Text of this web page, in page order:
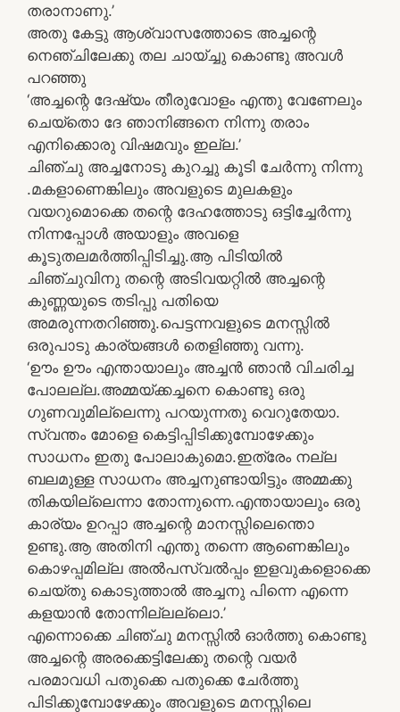
തരാനാണു.’
അതു കേട്ടു ആശ്വാസത്തോടെ അച്ചന്റെ
നെഞ്ചിലേക്കു തല ചായ്ച്ചു കൊണ്ടു അവള്‍
പറഞ്ഞു
‘അച്ചന്റെ ദേഷ്യം തീരുവോളം എന്തു വേണേലും
ചെയ്‌തൊ ദേ ഞാനിങ്ങനെ നിന്നു തരാം
എനിക്കൊരു വിഷമവും ഇല്ല.’
ചിഞ്ചു അച്ചനോടു കുറച്ചു കൂടി ചേര്‍ന്നു നിന്നു
.മകളാണെങ്കിലും അവളുടെ മുലകളും
വയറുമൊക്കെ തന്റെ ദേഹത്തോടു ഒട്ടിച്ചേര്‍ന്നു
നിന്നപ്പോള്‍ അയാളും അവളെ
കൂടുതലമര്‍ത്തിപ്പിടിച്ചു.ആ പിടിയില്‍
ചിഞ്ചുവിനു തന്റെ അടിവയറ്റില്‍ അച്ചന്റെ
കുണ്ണയുടെ തടിപ്പു പതിയെ
അമരുന്നതറിഞ്ഞു.പെട്ടന്നവളുടെ മനസ്സില്‍
ഒരുപാടു കാര്യങ്ങള്‍ തെളിഞ്ഞു വന്നു.
‘ഊം ഊം എന്തായാലും അച്ചന്‍ ഞാന്‍ വിചരിച്ച
പോലല്ല.അമ്മയ്ക്കച്ചനെ കൊണ്ടു ഒരു
ഗുണവുമില്ലെന്നു പറയുന്നതു വെറുതേയാ.
സ്വന്തം മോളെ കെട്ടിപ്പിടിക്കുമ്പോഴേക്കും
സാധനം ഇതു പോലാകുമൊ.ഇത്രേം നല്ല
ബലമുള്ള സാധനം അച്ചനുണ്ടായിട്ടും അമ്മക്കു
തികയില്ലെന്നാ തോന്നുന്നെ.എന്തായാലും ഒരു
കാര്യം ഉറപ്പാ അച്ചന്റെ മാനസ്സിലെന്തൊ
ഉണ്ടു.ആ അതിനി എന്തു തന്നെ ആണെങ്കിലും
കൊഴപ്പമില്ല അല്‍പസ്വല്‍പ്പം ഇളവുകളൊക്കെ
ചെയ്തു കൊടുത്താല്‍ അച്ചനു പിന്നെ എന്നെ
കളയാന്‍ തോന്നില്ലല്ലൊ.’
എന്നൊക്കെ ചിഞ്ചു മനസ്സില്‍ ഓര്‍ത്തു കൊണ്ടു
അച്ചന്റെ അരക്കെട്ടിലേക്കു തന്റെ വയര്‍
പരമാവധി പതുക്കെ പതുക്കെ ചേര്‍ത്തു
പിടിക്കുമ്പോഴേക്കും അവളുടെ മനസ്സിലെ